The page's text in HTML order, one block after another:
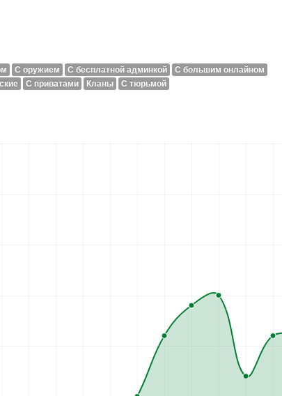
С оружием С бесплатной админкой
С большим онлайном
С приватами Кланы С тюрьмой